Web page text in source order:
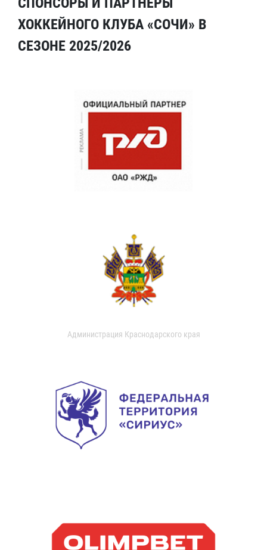
ХОККЕЙНОГО КЛУБА «СОЧИ» В
СЕЗОНЕ 2025/2026
Администрация Краснодарского края